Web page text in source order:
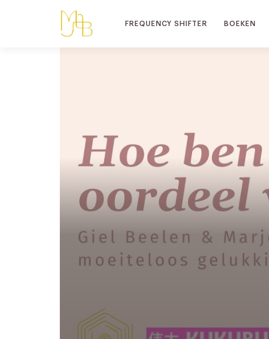
FREQUENCY SHIFTER BOEKEN